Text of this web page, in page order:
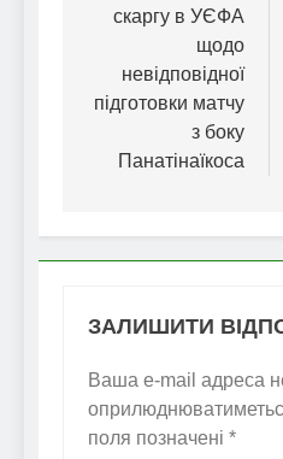
скаргу в УЄФА
щодо
невідповідної
підготовки матчу
з боку
Панатінаїкоса
ЗАЛИШИТИ
Ваша e-mail адреса
поля позначені *